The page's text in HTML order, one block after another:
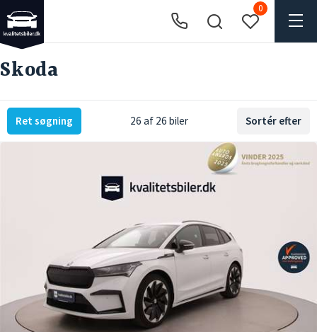
0
Skoda
Ret søgning 26 af 26 biler Sortér efter